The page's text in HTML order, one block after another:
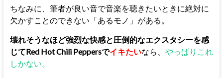
ちなみに、筆者が良い音で音楽を聴きたいときに絶対に
欠かすことのできない「あるモノ」がある。
壊れそうなほど強烈な快感と圧倒的なエクスタシーを感
じてRed Hot Chili Peppersでイキたいなら、 やっぱりこれ
しかない。